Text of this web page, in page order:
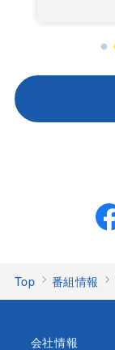
Top 番組情報
会社情報